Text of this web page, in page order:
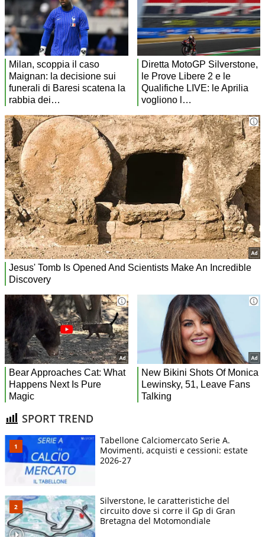
SPORT TREND
Tabellone Calciomercato Serie A.
Movimenti, acquisti e cessioni: estate
2026-27
Silverstone, le caratteristiche del
circuito dove si corre il Gp di Gran
Bretagna del Motomondiale